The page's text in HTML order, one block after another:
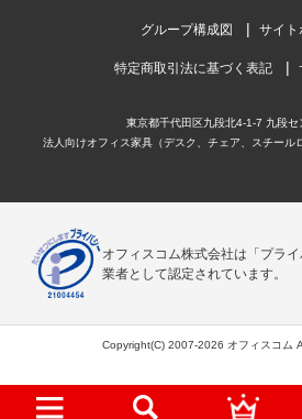
グループ構成図 サイト
特定商取引法に基づく表記
東京都千代田区九段北4-1-7 九段セ
法人向けオフィス家具（デスク、チェア、スチール
オフィスコム株式会社は「プラ
業者として認定されています。
Copyright(C) 2007-2026 オフィスコム